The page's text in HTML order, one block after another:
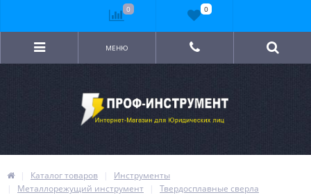
МЕНЮ
Каталог товаров
Инструменты
Металлорежущий инструмент
Твердосплавные сверла
0 0